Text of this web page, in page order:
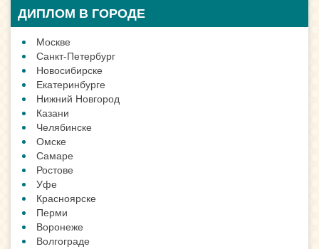
ДИПЛОМ В ГОРОДЕ
Москве
Санкт-Петербург
Новосибирске
Екатеринбурге
Нижний Новгород
Казани
Челябинске
Омске
Самаре
Ростове
Уфе
Красноярске
Перми
Воронеже
Волгограде